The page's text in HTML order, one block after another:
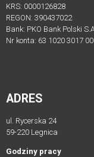
KRS: 0000126828
REGON: 390437022
Bank: PKO Bank Polski
Nr konta: 63 1020 3017
ADRES
ul. Rycerska 24
59-220 Legnica
Godziny pracy